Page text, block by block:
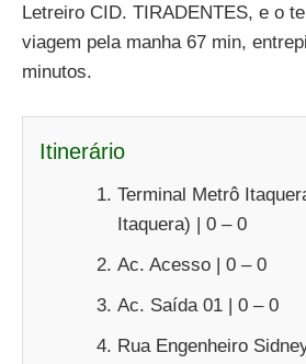
Letreiro CID. TIRADENTES, e o
viagem pela manha 67 min,
minutos.
Itinerário
Terminal Metrô
Itaquera) | 0 – 0
Ac. Acesso | 0 – 0
Ac. Saída 01 | 0 – 0
Rua Engenheiro